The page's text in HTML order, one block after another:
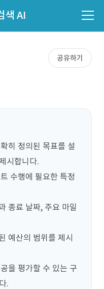
색 AI
공유하기
히 정의된 목표를 설
시합니다.
수행에 필요한 특정
종료 날짜, 주요 마일
예산의 범위를 제시
을 평가할 수 있는 구
.